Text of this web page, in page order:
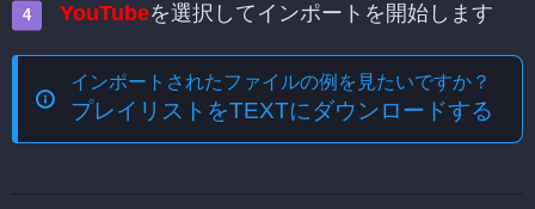
YouTubeを選択してインポートを開始します
インポートされたファイルの例を見たいですか？
プレイリストをTEXTにダウンロードする